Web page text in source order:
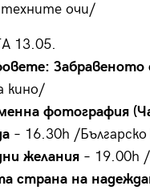
очи/
13.05.
Забравеното
кино/
фотография
– 16.30h /
желания – 19.00h
страна на